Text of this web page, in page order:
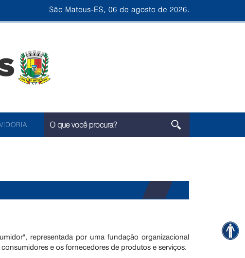
São Mateus-ES, 06 de agosto de 2026.
representada por uma fundação organizacional
e os fornecedores de produtos e serviços.